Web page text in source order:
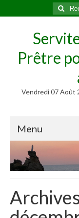
:
Prêtre
Vendredi 07 Août
Menu
Méditer
Homélies, Poèmes
Homélies